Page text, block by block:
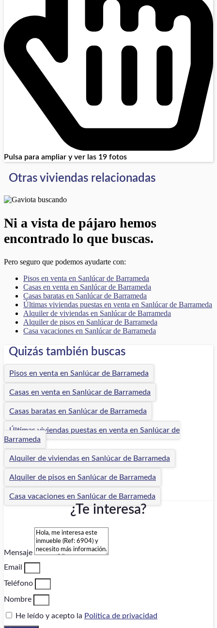
Pulsa para ampliar y ver las 19 fotos
Otras viviendas relacionadas
Ni a vista de pájaro hemos
encontrado lo que buscas.
Pero seguro que podemos ayudarte con:
Pisos en venta en Sanlúcar de Barrameda
Casas en venta en Sanlúcar de Barrameda
Casas baratas en Sanlúcar de Barrameda
Últimas viviendas puestas en venta en Sanlúcar de Barrameda
Alquiler de viviendas en Sanlúcar de Barrameda
Alquiler de pisos en Sanlúcar de Barrameda
Casa vacaciones en Sanlúcar de Barrameda
Quizás también buscas
Pisos en venta en Sanlúcar de Barrameda
Casas en venta en Sanlúcar de Barrameda
Casas baratas en Sanlúcar de Barrameda
Últimas viviendas puestas en venta en Sanlúcar de
Barrameda
Alquiler de viviendas en Sanlúcar de Barrameda
Alquiler de pisos en Sanlúcar de Barrameda
Casa vacaciones en Sanlúcar de Barrameda
¿Te interesa?
Mensaje
Email
Teléfono
Nombre
He leído y acepto la Política de privacidad